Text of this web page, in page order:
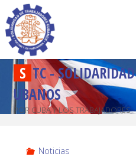
S TC-SOLIDARIDAD
U BANOS
POR CUBA Y LOS TRABAJADORES
Noticias